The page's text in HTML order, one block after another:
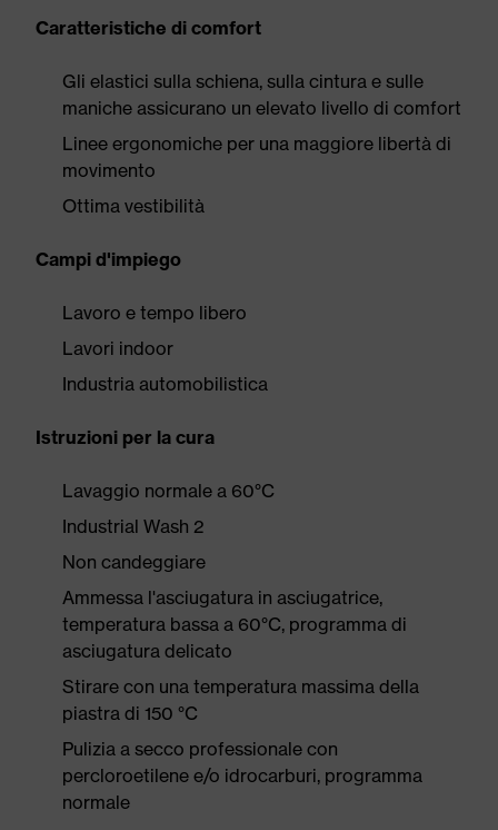
Caratteristiche di comfort
Gli elastici sulla schiena, sulla cintura e sulle
maniche assicurano un elevato livello di comfort
Linee ergonomiche per una maggiore libertà di
movimento
Ottima vestibilità
Campi d'impiego
Lavoro e tempo libero
Lavori indoor
Industria automobilistica
Istruzioni per la cura
Lavaggio normale a 60°C
Industrial Wash 2
Non candeggiare
Ammessa l'asciugatura in asciugatrice,
temperatura bassa a 60°C, programma di
asciugatura delicato
Stirare con una temperatura massima della
piastra di 150 °C
Pulizia a secco professionale con
percloroetilene e/o idrocarburi, programma
normale